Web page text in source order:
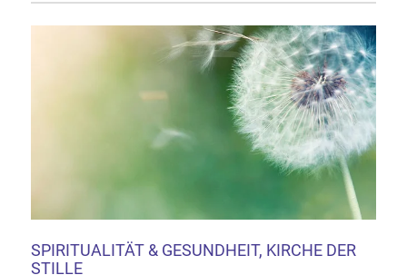
SPIRITUALITÄT & GESUNDHEIT, KIRCHE DER
STILLE